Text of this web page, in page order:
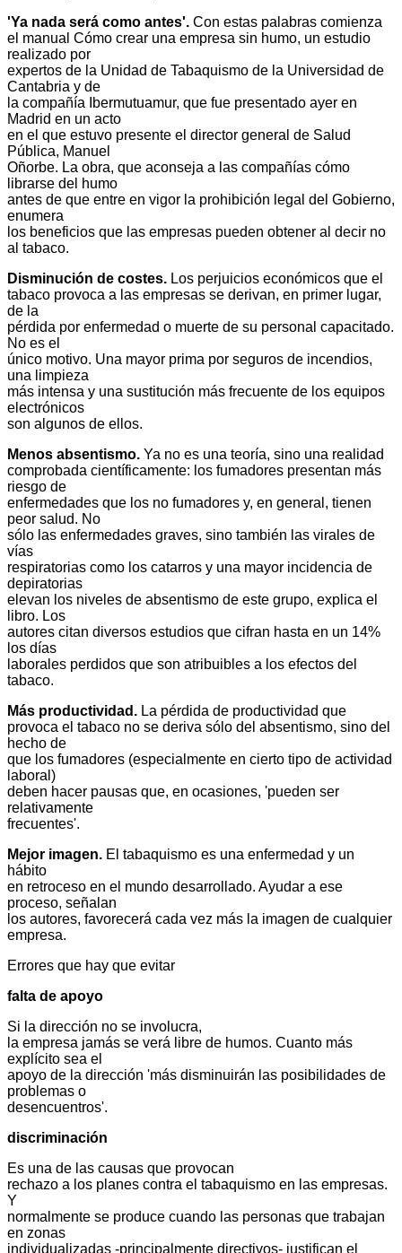
'Ya nada será como antes'. Con estas palabras comienza
el manual Cómo crear una empresa sin humo, un estudio
realizado por
expertos de la Unidad de Tabaquismo de la Universidad de
Cantabria y de
la compañía Ibermutuamur, que fue presentado ayer en
Madrid en un acto
en el que estuvo presente el director general de Salud
Pública, Manuel
Oñorbe. La obra, que aconseja a las compañías cómo
librarse del humo
antes de que entre en vigor la prohibición legal del Gobierno,
enumera
los beneficios que las empresas pueden obtener al decir no
al tabaco.
Disminución de costes. Los perjuicios económicos que el
tabaco provoca a las empresas se derivan, en primer lugar,
de la
pérdida por enfermedad o muerte de su personal capacitado.
No es el
único motivo. Una mayor prima por seguros de incendios,
una limpieza
más intensa y una sustitución más frecuente de los equipos
electrónicos
son algunos de ellos.
Menos absentismo. Ya no es una teoría, sino una realidad
comprobada científicamente: los fumadores presentan más
riesgo de
enfermedades que los no fumadores y, en general, tienen
peor salud. No
sólo las enfermedades graves, sino también las virales de
vías
respiratorias como los catarros y una mayor incidencia de
depiratorias
elevan los niveles de absentismo de este grupo, explica el
libro. Los
autores citan diversos estudios que cifran hasta en un 14%
los días
laborales perdidos que son atribuibles a los efectos del
tabaco.
Más productividad. La pérdida de productividad que
provoca el tabaco no se deriva sólo del absentismo, sino del
hecho de
que los fumadores (especialmente en cierto tipo de actividad
laboral)
deben hacer pausas que, en ocasiones, 'pueden ser
relativamente
frecuentes'.
Mejor imagen. El tabaquismo es una enfermedad y un
hábito
en retroceso en el mundo desarrollado. Ayudar a ese
proceso, señalan
los autores, favorecerá cada vez más la imagen de cualquier
empresa.
Errores que hay que evitar
falta de apoyo
Si la dirección no se involucra,
la empresa jamás se verá libre de humos. Cuanto más
explícito sea el
apoyo de la dirección 'más disminuirán las posibilidades de
problemas o
desencuentros'.
discriminación
Es una de las causas que provocan
rechazo a los planes contra el tabaquismo en las empresas.
Y
normalmente se produce cuando las personas que trabajan
en zonas
individualizadas -principalmente directivos- justifican el